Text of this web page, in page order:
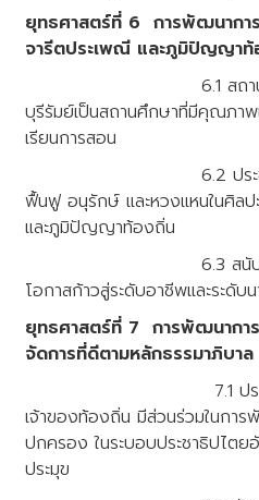
ยุทธศาสตร์ที่ 6 การพัฒนากา
จารีตประเพณี และภูมิปัญญา
6.1 สถานศึกษาใน
บุรีรัมย์เป็นสถานศึกษาที่มีคุณภาพ
เรียนการสอน
6.2 ประชาชนมีส่วน
ฟื้นฟู อนุรักษ์ และหวงแหนในศิล
และภูมิปัญญาท้องถิ่น
6.3 สนับสนุนเยาว
โอกาสก้าวสู่ระดับอาชีพและระดับ
ยุทธศาสตร์ที่ 7 การพัฒนาการ
จัดการที่ดีตามหลักธรรมาภิบาล
7.1 ป
เจ้าของท้องถิ่น มีส่วนร่วมในกา
ปกครอง ในระบอบประชาธิปไตย
ประมุข